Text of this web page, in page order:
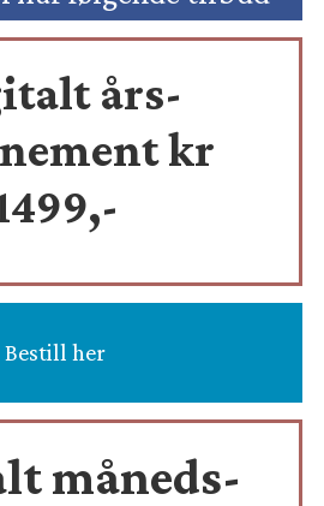
års-
kr
Bestill her
måneds-